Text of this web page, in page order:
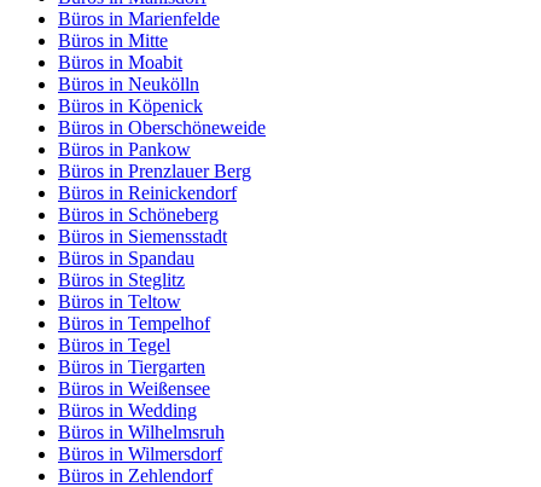
Büros in Marienfelde
Büros in Mitte
Büros in Moabit
Büros in Neukölln
Büros in Köpenick
Büros in Oberschöneweide
Büros in Pankow
Büros in Prenzlauer Berg
Büros in Reinickendorf
Büros in Schöneberg
Büros in Siemensstadt
Büros in Spandau
Büros in Steglitz
Büros in Teltow
Büros in Tempelhof
Büros in Tegel
Büros in Tiergarten
Büros in Weißensee
Büros in Wedding
Büros in Wilhelmsruh
Büros in Wilmersdorf
Büros in Zehlendorf